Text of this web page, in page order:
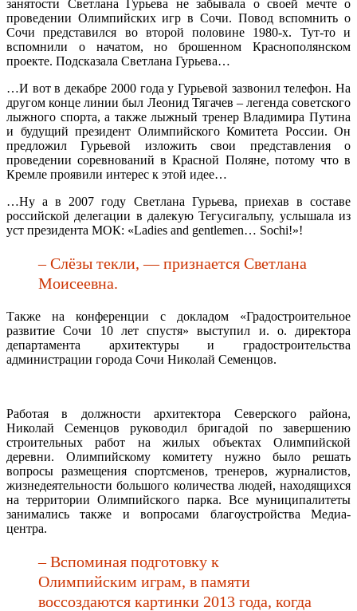
занятости Светлана Гурьева не забывала о своей мечте о
проведении Олимпийских игр в Сочи. Повод вспомнить о
Сочи представился во второй половине 1980-х. Тут-то и
вспомнили о начатом, но брошенном Краснополянском
проекте. Подсказала Светлана Гурьева…
…И вот в декабре 2000 года у Гурьевой зазвонил телефон. На
другом конце линии был Леонид Тягачев – легенда советского
лыжного спорта, а также лыжный тренер Владимира Путина
и будущий президент Олимпийского Комитета России. Он
предложил Гурьевой изложить свои представления о
проведении соревнований в Красной Поляне, потому что в
Кремле проявили интерес к этой идее…
…Ну а в 2007 году Светлана Гурьева, приехав в составе
российской делегации в далекую Тегусигальпу, услышала из
уст президента МОК: «Ladies and gentlemen… Sochi!»!
– Слёзы текли, — признается Светлана
Моисеевна.
Также на конференции с докладом «Градостроительное
развитие Сочи 10 лет спустя» выступил и. о. директора
департамента архитектуры и градостроительства
администрации города Сочи Николай Семенцов.
Работая в должности архитектора Северского района,
Николай Семенцов руководил бригадой по завершению
строительных работ на жилых объектах Олимпийской
деревни. Олимпийскому комитету нужно было решать
вопросы размещения спортсменов, тренеров, журналистов,
жизнедеятельности большого количества людей, находящихся
на территории Олимпийского парка. Все муниципалитеты
занимались также и вопросами благоустройства Медиа-
центра.
– Вспоминая подготовку к
Олимпийским играм, в памяти
воссоздаются картинки 2013 года, когда